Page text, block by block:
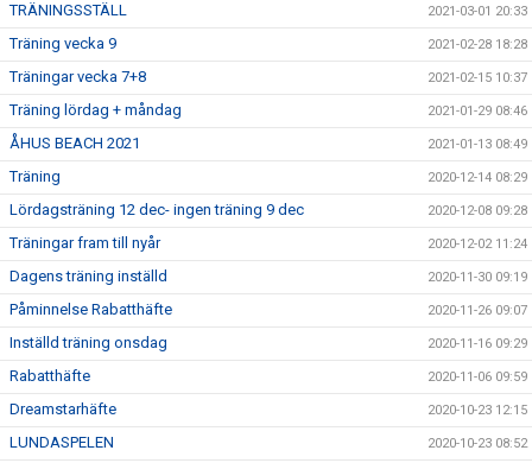
TRÄNINGSSTÄLL 2021-03-01 20:33
Träning vecka 9 2021-02-28 18:28
Träningar vecka 7+8 2021-02-15 10:37
Träning lördag + måndag 2021-01-29 08:46
ÅHUS BEACH 2021 2021-01-13 08:49
Träning 2020-12-14 08:29
Lördagsträning 12 dec- ingen träning 9 dec 2020-12-08 09:28
Träningar fram till nyår 2020-12-02 11:24
Dagens träning inställd 2020-11-30 09:19
Påminnelse Rabatthäfte 2020-11-26 09:07
Inställd träning onsdag 2020-11-16 09:29
Rabatthäfte 2020-11-06 09:59
Dreamstarhäfte 2020-10-23 12:15
LUNDASPELEN 2020-10-23 08:52